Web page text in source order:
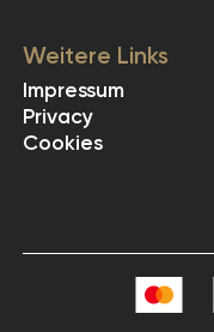
Weitere Links
Impressum
Privacy
Cookies